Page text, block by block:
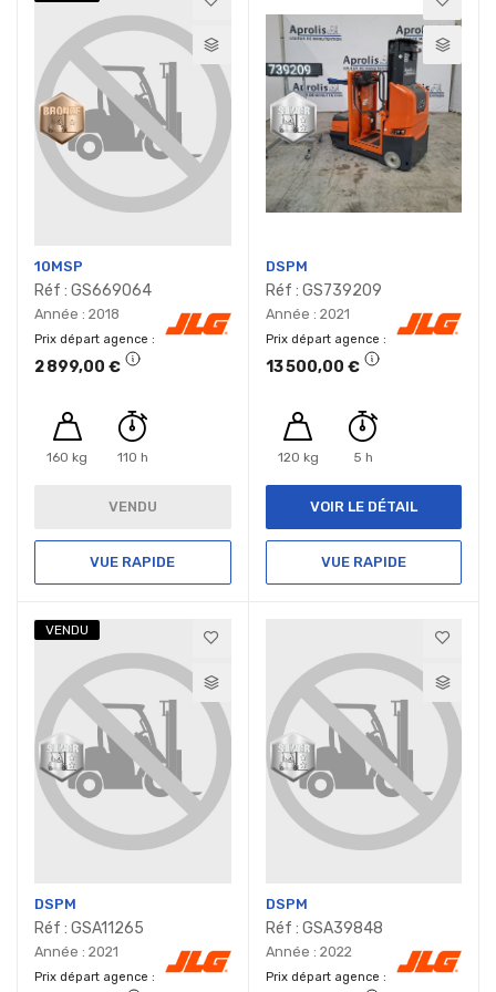
10MSP
Réf : GS669064
Année : 2018
Prix départ agence
2 899,00 €
160 kg 110 h
VENDU
VUE RAPIDE
DSPM
Réf : GS739209
Année : 2021
Prix départ agence
13 500,00 €
120 kg 5 h
VOIR LE DÉTAIL
VUE RAPIDE
VENDU
DSPM
Réf : GSA11265
Année : 2021
Prix départ agence
DSPM
Réf : GSA39848
Année : 2022
Prix départ agence